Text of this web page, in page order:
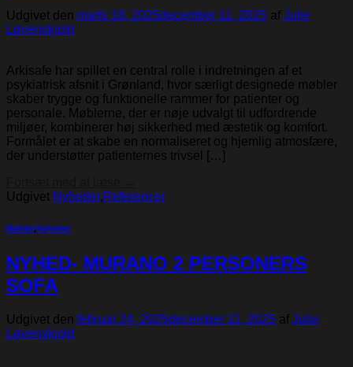
Udgivet den marts 18, 2025december 11, 2025 af Julie
Løvenskjold
Arkisafe har spillet en central rolle i indretningen af et
psykiatrisk afsnit i Grønland, hvor særligt designede møbler
skaber trygge og funktionelle rammer for patienter og
personale. Møblerne, der er nøje udvalgt til udfordrende
miljøer, kombinerer høj sikkerhed med æstetik og komfort.
Formålet er at skabe en normaliseret og hjemlig atmosfære,
der understøtter patienternes trivsel […]
Udgivet Nyheder,Referencer
Møbler, Nyheder
NYHED- MURANO 2 PERSONERS
SOFA
Udgivet den februar 24, 2025december 11, 2025 af Julie
Løvenskjold